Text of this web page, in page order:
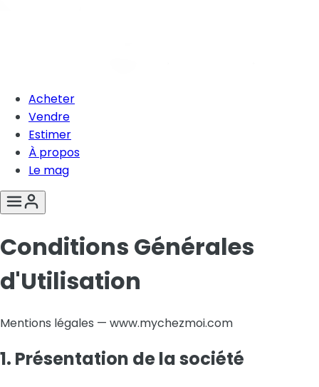
Acheter
Vendre
Estimer
À propos
Le mag
Conditions Générales
d'Utilisation
Mentions légales — www.mychezmoi.com
1. Présentation de la société